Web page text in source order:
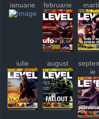
ianuarie februarie
iulie august
ie